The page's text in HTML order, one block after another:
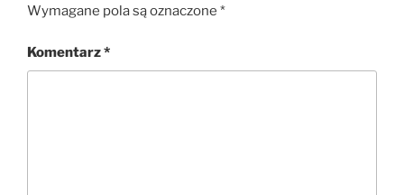
Wymagane pola są oznaczone *
Komentarz*